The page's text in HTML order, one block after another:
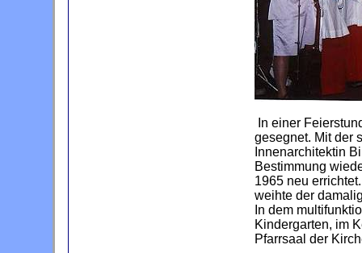
In einer
gesegnet. Mit der
Innenarchitektin
Bestimmung
1965 neu
weihte der
In dem
Kindergarten, im
Pfarrsaal der